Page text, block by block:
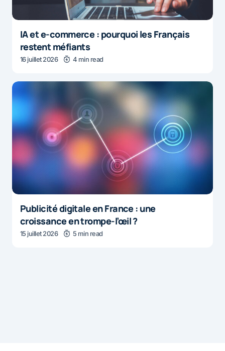
IA et e-commerce : pourquoi les Français
restent méfiants
16 juillet 2026 4 min read
Publicité digitale en France : une
croissance en trompe-l’œil ?
15 juillet 2026 5 min read